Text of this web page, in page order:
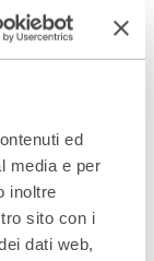
ed
media e per
inoltre
sito con i
dati web,
Marini
Società